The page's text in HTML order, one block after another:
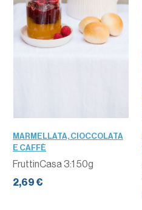
MARMELLATA, CIOCCOLATA
E CAFFÈ
FruttinCasa 3:1 50g
2,69 €